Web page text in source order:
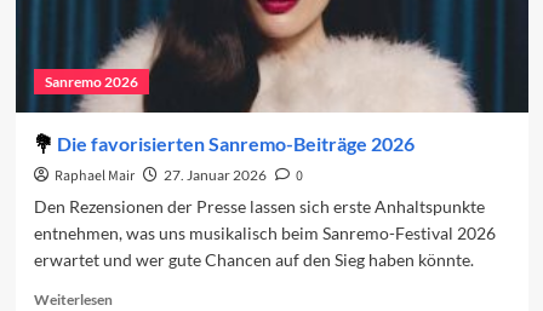
Sanremo 2026
Die favorisierten Sanremo-Beiträge 2026
Raphael Mair 27. Januar 2026
0
Den Rezensionen der Presse lassen sich erste Anhaltspunkte
entnehmen, was uns musikalisch beim Sanremo-Festival 2026
erwartet und wer gute Chancen auf den Sieg haben könnte.
WeiterlesenRead